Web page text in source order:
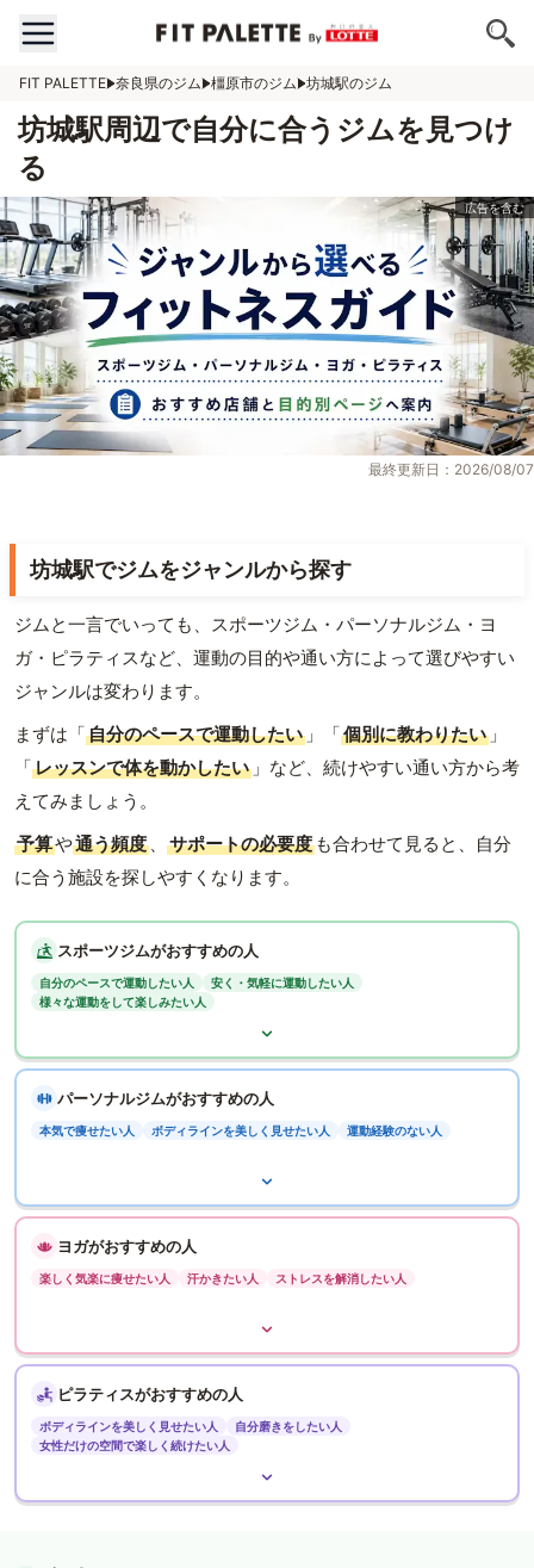
FIT PALETTE 奈良県のジム 橿原市のジム 坊城駅のジム
坊城駅周辺で自分に合うジムを見つけ
る
最終更新日：2026/08/07
坊城駅でジムをジャンルから探す
ジムと一言でいっても、スポーツジム・パーソナルジム・ヨ
ガ・ピラティスなど、運動の目的や通い方によって選びやすい
ジャンルは変わります。
まずは「自分のペースで運動したい 」「個別に教わりたい 」
「レッスンで体を動かしたい 」など、続けやすい通い方から考
えてみましょう。
予算や通う頻度 、 サポートの必要度 も合わせて見ると、自分
に合う施設を探しやすくなります。
スポーツジムがおすすめの人
自分のペースで運動したい人
安く・気軽に運動したい人
様々な運動をして楽しみたい人
パーソナルジムがおすすめの人
本気で痩せたい人 ボディラインを美しく見せたい人 運動経験のない人
ヨガがおすすめの人
楽しく気楽に痩せたい人 汗かきたい人 ストレスを解消したい人
ピラティスがおすすめの人
ボディラインを美しく見せたい人
自分磨きをしたい人
女性だけの空間で楽しく続けたい人